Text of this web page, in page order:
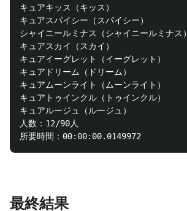
キュアキッス（キッス）
キュアスパイシー（スパイシー）
シャイニールミナス（シャイニールミナス）
キュアスカイ（スカイ）
キュアイーグレット（イーグレット）
キュアドリーム（ドリーム）
キュアムーンライト（ムーンライト）
キュアトゥインクル（トゥインクル）
キュアルージュ（ルージュ）
人数：12/90人
最終結果